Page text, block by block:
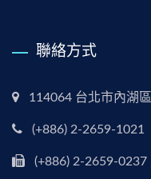
聯絡方式
114064 台北市內湖
(+886) 2-2659-1021
(+886) 2-2659-0237